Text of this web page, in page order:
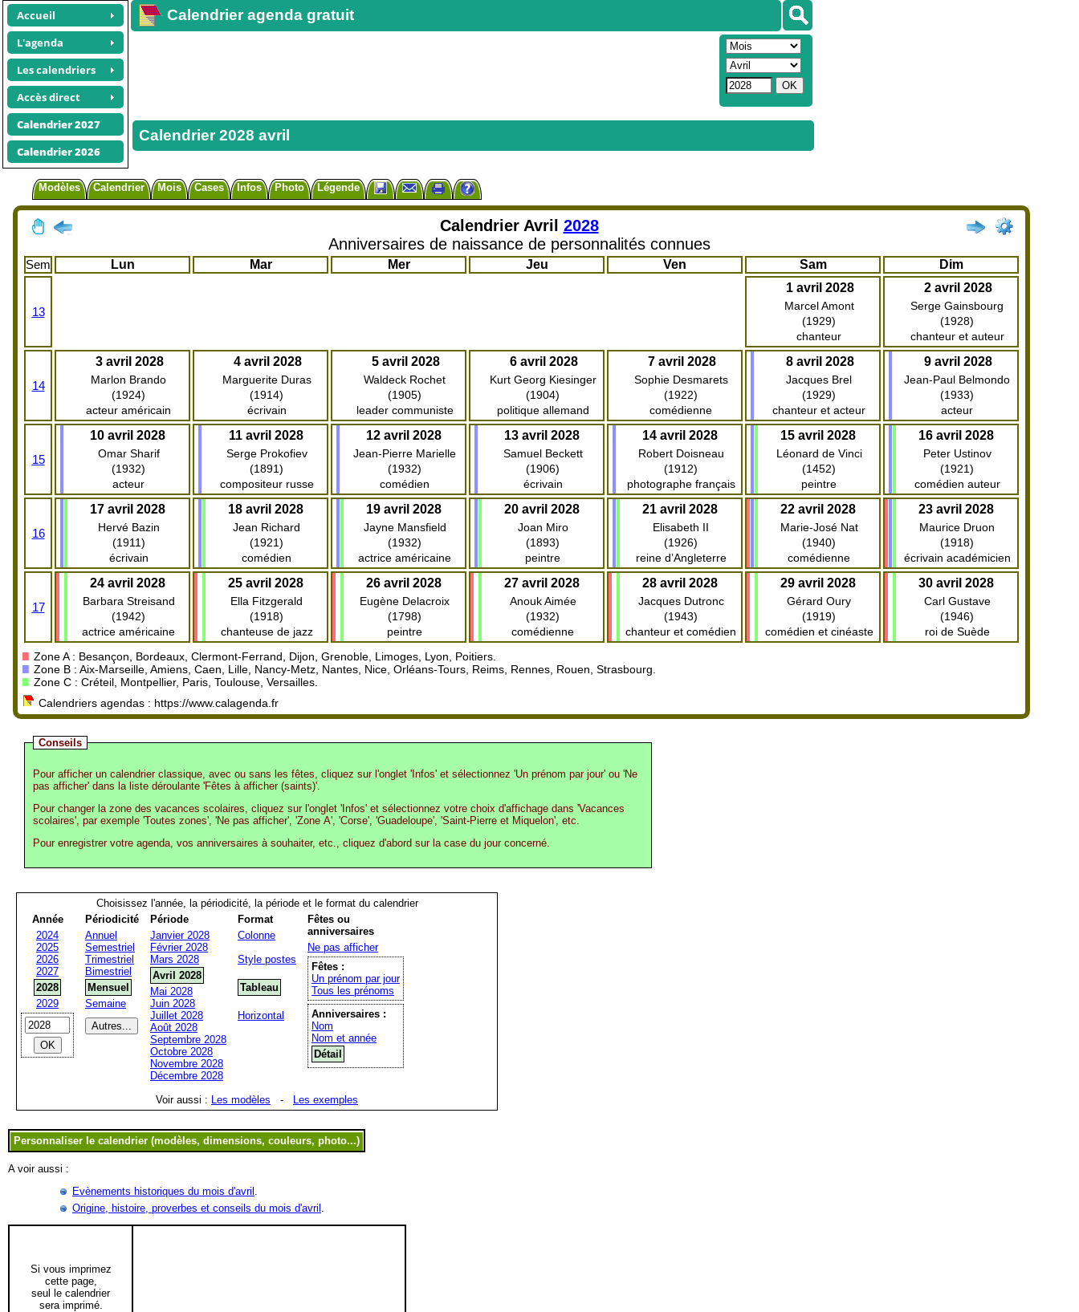
Accueil
L'agenda
Les calendriers
Accès direct
Calendrier 2027
Calendrier 2026
Calendrier agenda gratuit
Calendrier 2028 avril
Modèles Calendrier Mois Cases Infos Photo Légende
Calendrier Avril 2028
Anniversaires de naissance de personnalités connues
Sem Lun Mar Mer Jeu Ven Sam Dim
13
1 avril 2028
Marcel Amont
(1929)
chanteur
2 avril 2028
Serge Gainsbourg
(1928)
chanteur et auteur
14
3 avril 2028
Marlon Brando
(1924)
acteur américain
4 avril 2028
Marguerite Duras
(1914)
écrivain
5 avril 2028
Waldeck Rochet
(1905)
leader communiste
6 avril 2028
Kurt Georg Kiesinger
(1904)
politique allemand
7 avril 2028
Sophie Desmarets
(1922)
comédienne
8 avril 2028
Jacques Brel
(1929)
chanteur et acteur
9 avril 2028
Jean-Paul Belmondo
(1933)
acteur
15
10 avril 2028
Omar Sharif
(1932)
acteur
11 avril 2028
Serge Prokofiev
(1891)
compositeur russe
12 avril 2028
Jean-Pierre Marielle
(1932)
comédien
13 avril 2028
Samuel Beckett
(1906)
écrivain
14 avril 2028
Robert Doisneau
(1912)
photographe français
15 avril 2028
Léonard de Vinci
(1452)
peintre
16 avril 2028
Peter Ustinov
(1921)
comédien auteur
16
17 avril 2028
Hervé Bazin
(1911)
écrivain
18 avril 2028
Jean Richard
(1921)
comédien
19 avril 2028
Jayne Mansfield
(1932)
actrice américaine
20 avril 2028
Joan Miro
(1893)
peintre
21 avril 2028
Elisabeth II
(1926)
reine d’Angleterre
22 avril 2028
Marie-José Nat
(1940)
comédienne
23 avril 2028
Maurice Druon
(1918)
écrivain académicien
17
24 avril 2028
Barbara Streisand
(1942)
actrice américaine
25 avril 2028
Ella Fitzgerald
(1918)
chanteuse de jazz
26 avril 2028
Eugène Delacroix
(1798)
peintre
27 avril 2028
Anouk Aimée
(1932)
comédienne
28 avril 2028
Jacques Dutronc
(1943)
chanteur et comédien
29 avril 2028
Gérard Oury
(1919)
comédien et cinéaste
30 avril 2028
Carl Gustave
(1946)
roi de Suède
Zone A : Besançon, Bordeaux, Clermont-Ferrand, Dijon, Grenoble, Limoges, Lyon, Poitiers.
Zone B : Aix-Marseille, Amiens, Caen, Lille, Nancy-Metz, Nantes, Nice, Orléans-Tours, Reims, Rennes, Rouen, Strasbourg.
Zone C : Créteil, Montpellier, Paris, Toulouse, Versailles.
Calendriers agendas : https://www.calagenda.fr
Conseils
Pour afficher un calendrier classique, avec ou sans les fêtes, cliquez sur l'onglet 'Infos' et sélectionnez 'Un prénom par jour' ou 'Ne
pas afficher' dans la liste déroulante 'Fêtes à afficher (saints)'.
Pour changer la zone des vacances scolaires, cliquez sur l'onglet 'Infos' et sélectionnez votre choix d'affichage dans 'Vacances
scolaires', par exemple 'Toutes zones', 'Ne pas afficher', 'Zone A', 'Corse', 'Guadeloupe', 'Saint-Pierre et Miquelon', etc.
Pour enregistrer votre agenda, vos anniversaires à souhaiter, etc., cliquez d'abord sur la case du jour concerné.
Choisissez l'année, la périodicité, la période et le format du calendrier
Année
2024
2025
2026
2027
2028
2029
Périodicité
Annuel
Semestriel
Trimestriel
Bimestriel
Mensuel
Semaine
Période
Janvier 2028
Février 2028
Mars 2028
Avril 2028
Mai 2028
Juin 2028
Juillet 2028
Août 2028
Septembre 2028
Octobre 2028
Novembre 2028
Décembre 2028
Format
Colonne
Style postes
Tableau
Horizontal
Fêtes ou
anniversaires
Ne pas afficher
Fêtes :
Un prénom par jour
Tous les prénoms
Anniversaires :
Nom
Nom et année
Détail
Voir aussi : Les modèles - Les exemples
A voir aussi :
Evènements historiques du mois d'avril .
Origine, histoire, proverbes et conseils du mois d'avril .
Si vous imprimez
cette page,
seul le calendrier
sera imprimé.